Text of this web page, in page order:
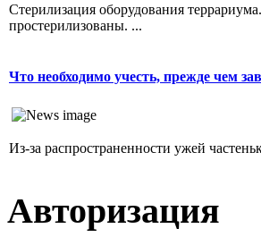
Стерилизация оборудования
простерилизованы. ...
Что необходимо учесть, прежде чем
Из-за распространенности ужей
Авторизация